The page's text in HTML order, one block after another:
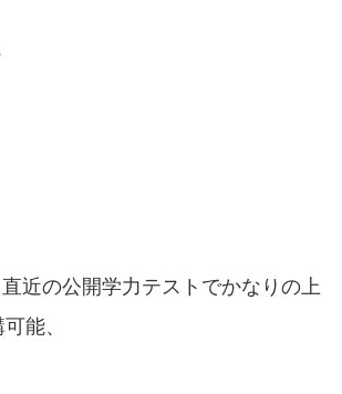
近の公開学力テストでかなりの上
能、